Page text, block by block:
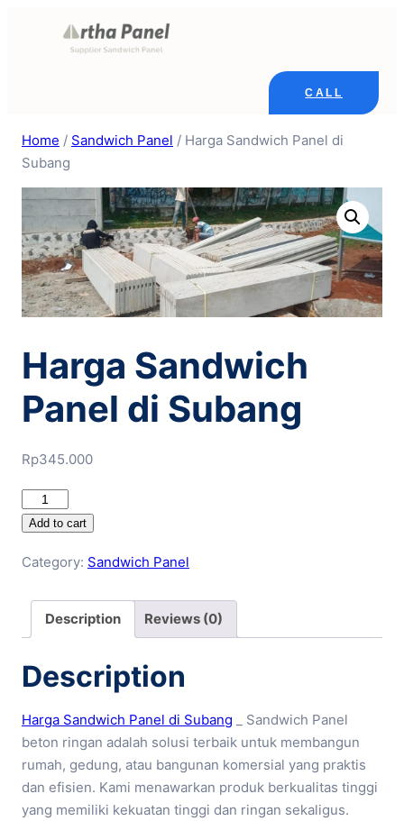
CALL
Home / Sandwich Panel / Harga Sandwich Panel di
Subang
Harga Sandwich
Panel di Subang
Rp345.000
Harga
Sandwich
di
quantity
Add to cart
Category: Sandwich Panel
Description Reviews (0)
Description
Harga Sandwich Panel di Subang _ Sandwich Panel
beton ringan adalah solusi terbaik untuk membangun
rumah, gedung, atau bangunan komersial yang praktis
dan efisien. Kami menawarkan produk berkualitas tinggi
yang memiliki kekuatan tinggi dan ringan sekaligus.